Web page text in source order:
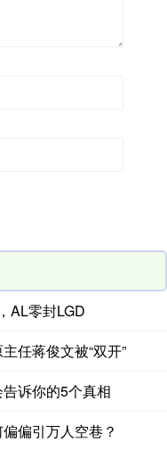
AL零封LGD
任蒋俊文被“双开”
诉你的5个真相
偏引万人空巷？